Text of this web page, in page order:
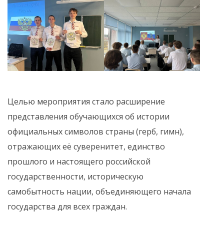
Целью мероприятия стало расширение
представления обучающихся об истории
официальных символов страны (герб, гимн),
отражающих её суверенитет, единство
прошлого и настоящего российской
государственности, историческую
самобытность нации, объединяющего начала
государства для всех граждан.